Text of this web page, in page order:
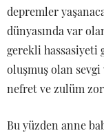
depremler
dünyasında var
gerekli hassasiyeti
oluşmuş olan sevgi
nefret ve zulüm
Bu yüzden anne